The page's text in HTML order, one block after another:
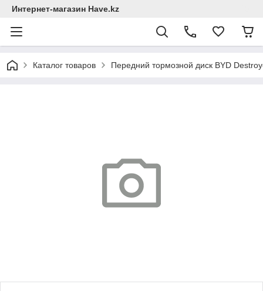
Интернет-магазин Have.kz
Каталог товаров Передний тормозной диск BYD